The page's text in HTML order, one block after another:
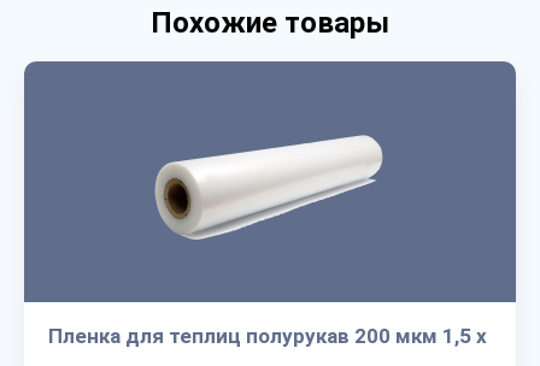
Похожие товары
Пленка для теплиц полурукав 200 мкм 1,5 х